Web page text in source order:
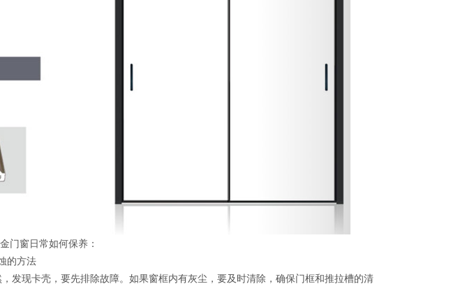
门窗日常如何保养：
的方法
发现卡壳，要先排除故障。如果窗框内有灰尘，要及时清除，确保门框和推拉槽的清